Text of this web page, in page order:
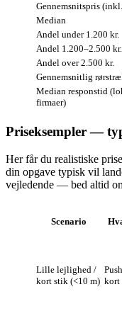
Gennemsnitspris
Median
Andel under 1.200 kr.
Andel 1.200–2.500 kr.
Andel over 2.500 kr.
Gennemsnitlig
Median responstid
firmaer)
Priseksempler —
Her får du realistiske
din opgave typisk vil
vejledende — bed altid
Scenario
Lille lejlighed /
kort stik (<10 m) kort